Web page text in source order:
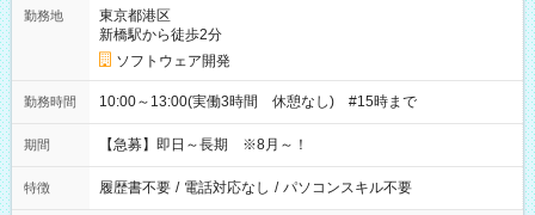
勤務地
東京都港区
新橋駅から徒歩2分
ソフトウェア開発
勤務時間 10:00～13:00(実働3時間 休憩なし) #15時まで
期間 【急募】即日～長期 ※8月～！
特徴 履歴書不要 / 電話対応なし / パソコンスキル不要